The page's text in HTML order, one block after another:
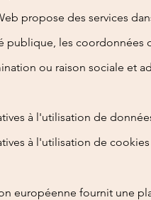
propose des services
publique, les coordonnées
ou raison sociale et
à l'utilisation de
à l'utilisation de cookies
européenne fournit une